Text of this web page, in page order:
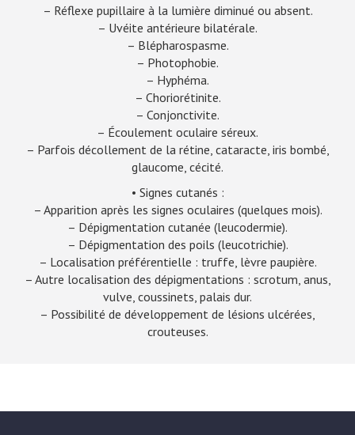
– Réflexe pupillaire à la lumière diminué ou absent.
– Uvéite antérieure bilatérale.
– Blépharospasme.
– Photophobie.
– Hyphéma.
– Choriorétinite.
– Conjonctivite.
– Écoulement oculaire séreux.
– Parfois décollement de la rétine, cataracte, iris bombé,
glaucome, cécité.
• Signes cutanés :
– Apparition après les signes oculaires (quelques mois).
– Dépigmentation cutanée (leucodermie).
– Dépigmentation des poils (leucotrichie).
– Localisation préférentielle : truffe, lèvre paupière.
– Autre localisation des dépigmentations : scrotum, anus,
vulve, coussinets, palais dur.
– Possibilité de développement de lésions ulcérées,
crouteuses.